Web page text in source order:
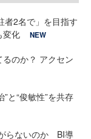
者2名で」を目指す
変化
NEW
のか？ アクセン
と“俊敏性”を共存
らないのか BI導